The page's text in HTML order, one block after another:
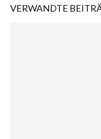
VERWANDTE